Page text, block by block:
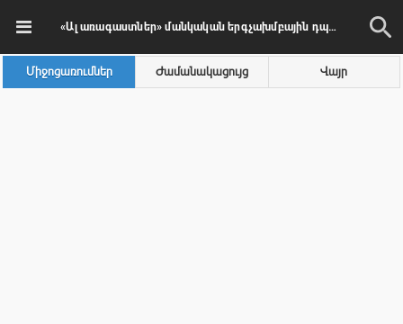
«Ալ առագաստներ» մանկական երգչախմբային դպրոցի երգչախումբ
Միջոցառումներ Ժամանակացույց Վայր